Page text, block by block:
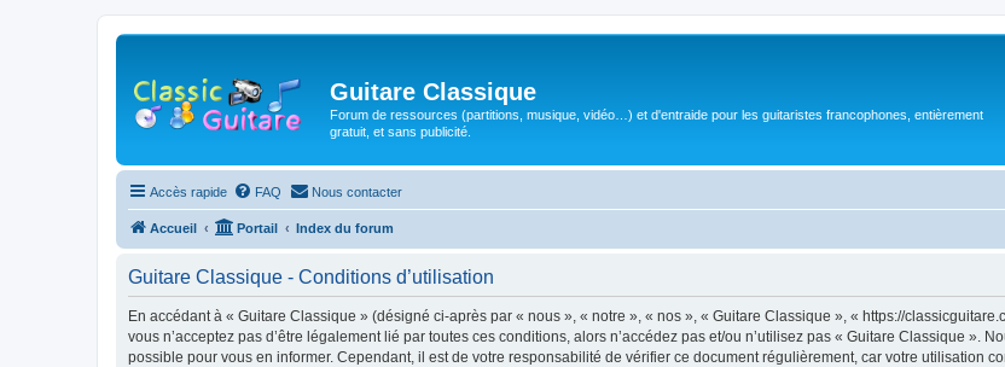
Guitare Classique
Forum de ressources (partitions, musique, vidéo…) et d'entraide pour les guitaristes francophones, entièrement
gratuit, et sans publicité.
Accès rapide FAQ Nous contacter
Accueil Portail Index du forum
Guitare Classique - Conditions d’utilisation
En accédant à « Guitare Classique » (désigné ci-après par « nous », « notre », « nos », « Guitare Classique », « https://
vous n’acceptez pas d’être légalement lié par toutes ces conditions, alors n’accédez pas et/ou n’utilisez pas « Guitare Classique ».
possible pour vous en informer. Cependant, il est de votre responsabilité de vérifier ce document régulièrement, car votre utilisation